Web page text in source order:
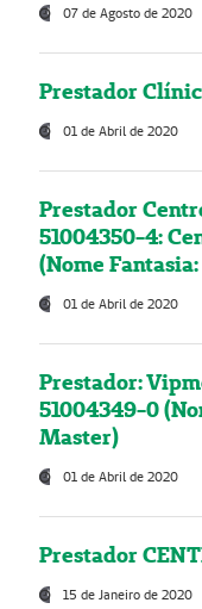
07 de Agosto de 2020
Prestador
01 de Abril de 2020
Prestador
51004350-4:
(Nome
01 de Abril de 2020
Prestador:
51004349-0
Master)
01 de Abril de 2020
Prestador
15 de Janeiro de 2020